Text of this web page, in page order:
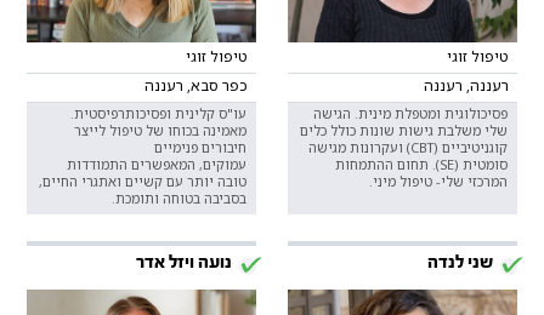
טיפול זוגי
רעננה, רעננה
פסיכולוגית ומטפלת מינית. הגישה
שלי משלבת גישות שונות כולל כלים
קוגניטיביים (CBT) ועקרונות מגישה
סומטית (SE). תחום ההתמחות
המרכזי שלי- טיפול מיני.
טיפול זוגי
כפר סבא, רעננה
עו"ס קלינית ופסיכותרפיסטית.
מאמינה בכוחו של טיפול לייצר
חיבורים פנימיים
עמוקים, המאפשרים התמודדות
טובה יותר עם קשיים ואתגרי החיים,
בסביבה בטוחה ותומכת.
שני לנדה נועה ויזל אדר